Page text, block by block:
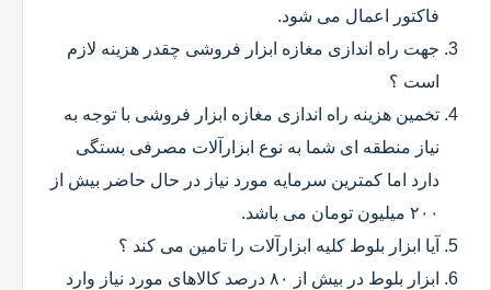
فاکتور اعمال می شود.
جهت راه اندازی مغازه ابزار فروشی چقدر هزینه لازم
است ؟
تخمین هزینه راه اندازی مغازه ابزار فروشی با توجه به
نیاز منطقه ای شما به نوع ابزارآلات مصرفی بستگی
دارد اما کمترین سرمایه مورد نیاز در حال حاضر بیش از
۲۰۰ میلیون تومان می باشد.
آیا ابزار بلوط کلیه ابزارآلات را تامین می کند ؟
ابزار بلوط در بیش از ۸۰ درصد کالاهای مورد نیاز وارد